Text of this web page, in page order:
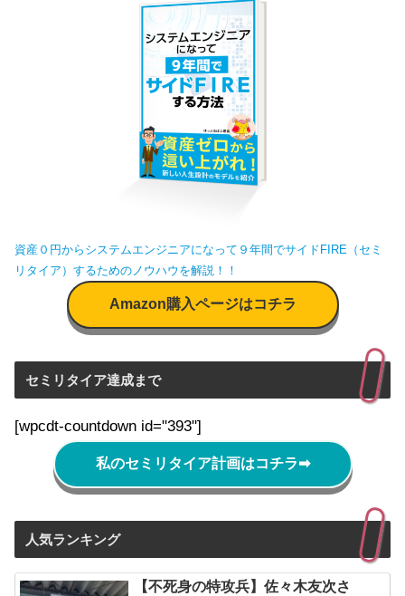
資産０円からシステムエンジニアになって９年間でサイドFIRE（セミ
リタイア）するためのノウハウを解説！！
Amazon購入ページはコチラ
セミリタイア達成まで
[wpcdt-countdown id="393"]
私のセミリタイア計画はコチラ➡
人気ランキング
【不死身の特攻兵】佐々木友次さ